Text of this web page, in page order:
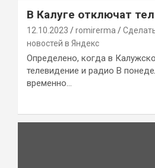
В Калуге отключат
12.10.2023 romirerma
новостей в Яндекс
Определено, когда в
телевидение и радио В
временно…